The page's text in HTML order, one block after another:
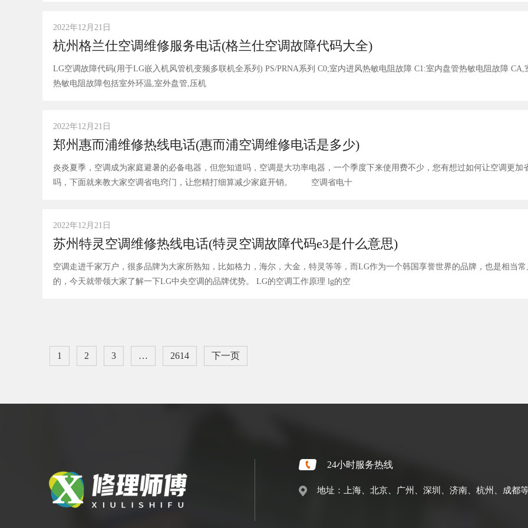
2022年12月21日
杭州格兰仕空调维修服务电话(格兰仕空调故障代码大全)
LG空调故障代码(用于LG嵌入机风管机变频多联机全系列) PS/PRNA系列 C0;室内进风热敏电阻故障 C1:室内盘管热敏电阻故障 CA,室外
热敏电阻故障包括室外环温,室外盘管,压机
2022年12月21日
郑州惠而浦维修热线电话(惠而浦空调维修电话是多少)
炎炎夏季，空调成为家庭避暑的必备电器，但您知道吗，空调是大功率电器，一个季度下来使用费不少，您有想过如何让空调更加
吗，下面就来教大家空调省电窍门，让您精打细算减少家庭开销。 空调省电十
2022年12月21日
苏州特灵空调维修热线电话(特灵空调故障代码e3是什么意思)
空调走进千家万户，很多品牌为大家所熟知，比如格力，海尔，大金，特灵等等，而LG作为一个韩国享誉世界的品牌，也是相当常
的，今天就带领大家了解一下LG中央空调的品牌优势。 LG的空调工作原理 lg的空
1 2 3 … 2614 下一页
24小时服务热线
地址：上海、北京、广州、深圳、济南、杭州、成都